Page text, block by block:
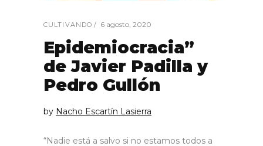
CULTIVANDO 6 agosto, 2020
Epidemiocracia”
de Javier Padilla y
Pedro Gullón
by Nacho Escartín Lasierra
“Nadie está a salvo si no estamos todos a